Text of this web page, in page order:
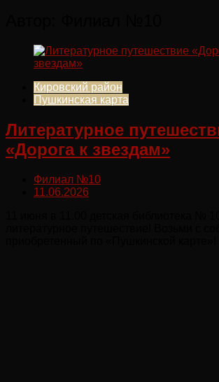
Кировский район
Пушкинская карта
Литературное
«Дорога к звездам»
Филиал №10
11.06.2026